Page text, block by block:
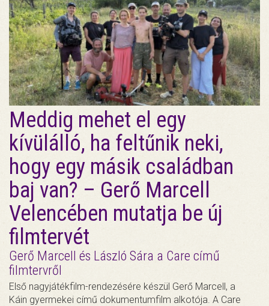
Meddig mehet el egy
kívülálló, ha feltűnik neki,
hogy egy másik családban
baj van? – Gerő Marcell
Velencében mutatja be új
filmtervét
Gerő Marcell és László Sára a Care című
filmtervről
Első nagyjátékfilm-rendezésére készül Gerő Marcell, a
Káin gyermekei című dokumentumfilm alkotója. A Care